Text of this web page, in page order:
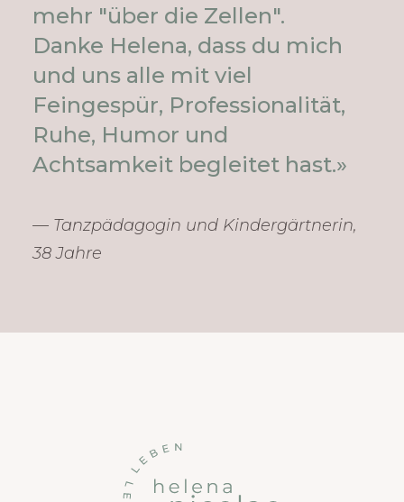
mehr "über die Zellen".
Danke Helena, dass du mich
und uns alle mit viel
Feingespür, Professionalität,
Ruhe, Humor und
Achtsamkeit begleitet hast.»
— Tanzpädagogin und Kindergärtnerin,
38 Jahre